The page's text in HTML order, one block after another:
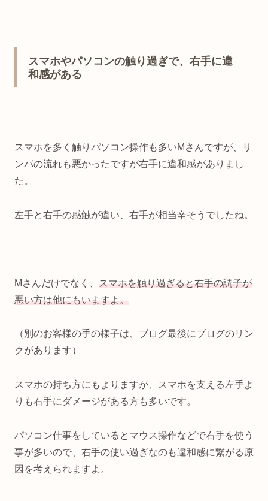
スマホやパソコンの触り過ぎで、右手に違
和感がある
スマホを多く触りパソコン操作も多いMさんですが、リ
ンパの流れも悪かったですが右手に違和感がありまし
た。
左手と右手の感触が違い、右手が相当辛そうでしたね。
Mさんだけでなく、 スマホを触り過ぎると右手の調子が
悪い方は他にもいますよ。
（別のお客様の手の様子は、ブログ最後にブログのリン
クがあります）
スマホの持ち方にもよりますが、スマホを支える左手よ
りも右手にダメージがある方も多いです。
パソコン仕事をしているとマウス操作などで右手を使う
事が多いので、右手の使い過ぎなのも違和感に繋がる原
因を考えられますよ。